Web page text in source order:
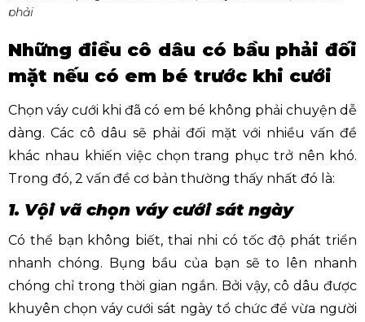
phải
Những điều cô dâu có bầu phải đối
mặt nếu có em bé trước khi cưới
Chọn váy cưới khi đã có em bé không phải chuyện dễ
dàng. Các cô dâu sẽ phải đối mặt với nhiều vấn đề
khác nhau khiến việc chọn trang phục trở nên khó.
Trong đó, 2 vấn đề cơ bản thường thấy nhất đó là:
1. Vội vã chọn váy cưới sát ngày
Có thể bạn không biết, thai nhi có tốc độ phát triển
nhanh chóng. Bụng bầu của bạn sẽ to lên nhanh
chóng chỉ trong thời gian ngắn. Bởi vậy, cô dâu được
khuyên chọn váy cưới sát ngày tổ chức để vừa người